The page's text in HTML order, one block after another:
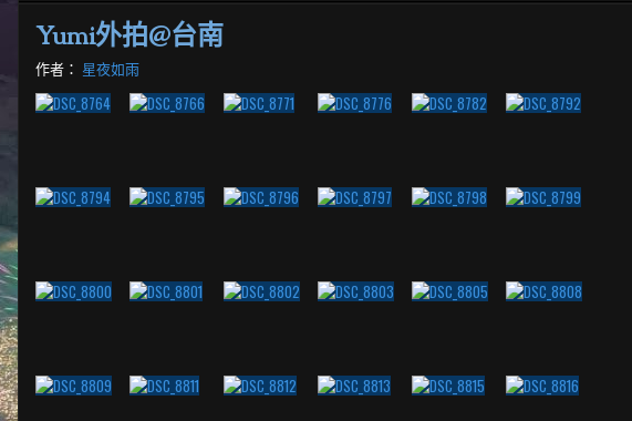
Yumi外拍@台南
作者： 星夜如雨